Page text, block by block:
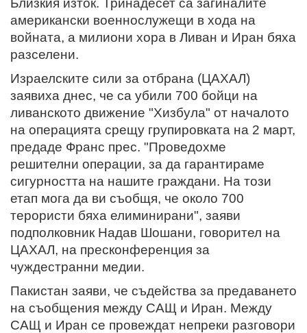
американски военнослужещи в хода на
войната, а милиони хора в Ливан и Иран бяха
разселени.
Израелските сили за отбрана (ЦАХАЛ)
заявиха днес, че са убили 700 бойци на
ливанското движение "Хизбула" от началото
на операцията срещу групировката на 2 март,
предаде Франс прес. "Проведохме
решителни операции, за да гарантираме
сигурността на нашите граждани. На този
етап мога да ви съобщя, че около 700
терористи бяха елиминирани", заяви
подполковник Надав Шошани, говорител на
ЦАХАЛ, на пресконференция за
чуждестранни медии.
Пакистан заяви, че съдейства за предаването
на съобщения между САЩ и Иран. Mежду
САЩ и Иран се провеждат непреки разговори